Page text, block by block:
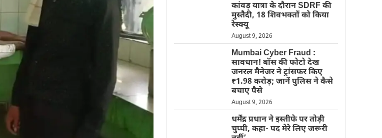
कांवड़ यात्रा के दौरान SDRF की
मुस्तैदी, 18 शिवभक्तों को किया
रेस्क्यू
August 9, 2026
Mumbai Cyber Fraud :
सावधान! बॉस की फोटो देख
जनरल मैनेजर ने ट्रांसफर किए
₹1.98 करोड़; जानें पुलिस ने कैसे
बचाए पैसे
August 9, 2026
धर्मेंद्र प्रधान ने इस्तीफे पर तोड़ी
चुप्पी, कहा- पद मेरे लिए जरूरी